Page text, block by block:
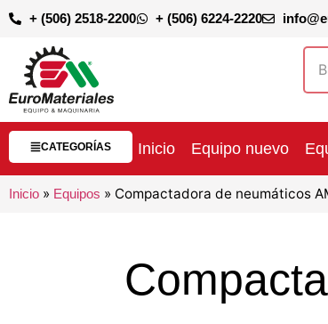
+ (506) 2518-2200 + (506) 6224-2220
CATEGORÍAS Inicio Equipo nuevo
Inicio » Equipos » Compactadora de neumáticos